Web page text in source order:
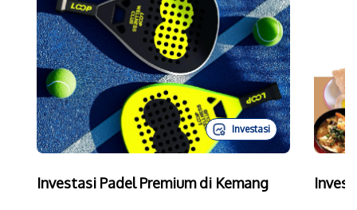
Investasi
Investasi Padel Premium di Kemang